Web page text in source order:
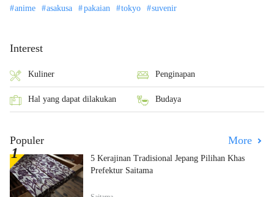
anime asakusa pakaian tokyo suvenir
Interest
Kuliner Penginapan
Hal yang dapat dilakukan Budaya
Populer More
5 Kerajinan Tradisional Jepang Pilihan Khas
Prefektur Saitama